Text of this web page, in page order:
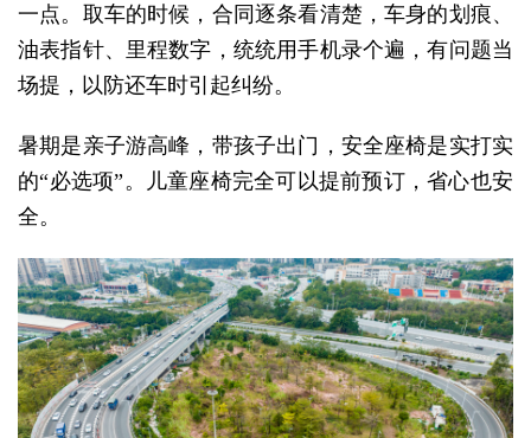
一点。取车的时候，合同逐条看清楚，车身的划痕、
油表指针、里程数字，统统用手机录个遍，有问题当
场提，以防还车时引起纠纷。
暑期是亲子游高峰，带孩子出门，安全座椅是实打实
的“必选项”。儿童座椅完全可以提前预订，省心也安
全。